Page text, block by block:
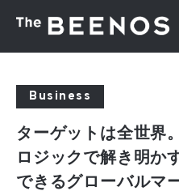
Business
ターゲットは全世界
ロジックで解き明か
できるグローバルマ